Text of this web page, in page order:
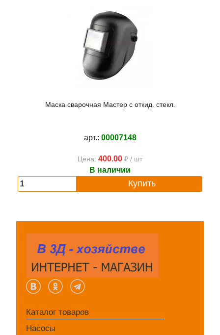
Маска сварочная Мастер с откид. стекл.
арт.: 00007148
Цена: 400.00 ₽ / шт
В наличии
Купить
Каталог товаров
Насосы